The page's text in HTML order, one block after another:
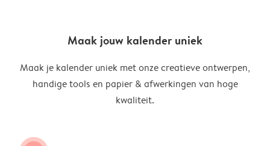
Maak jouw kalender uniek
Maak je kalender uniek met onze creatieve ontwerpen,
handige tools en papier & afwerkingen van hoge
kwaliteit.